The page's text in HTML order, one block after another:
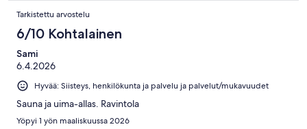
Tarkistettu arvostelu
6/10 Kohtalainen
Sami
6.4.2026
Hyvää: Siisteys, henkilökunta ja palvelu ja palvelut/mukavuudet
Sauna ja uima-allas. Ravintola
Yöpyi 1 yön maaliskuussa 2026